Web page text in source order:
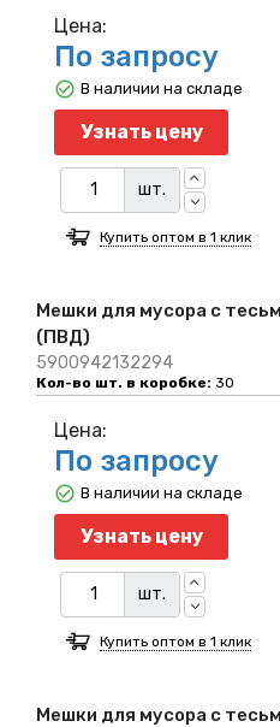
Мешки для мусора с
(ПВД)
5900942132294
Кол-во шт. в коробке: 30
Цена:
По запросу
Узнать цену
шт.
В наличии на складе
Купить оптом в 1 клик
Мешки для мусора с
Цена:
По запросу
Узнать цену
шт.
В наличии на складе
Купить оптом в 1 клик